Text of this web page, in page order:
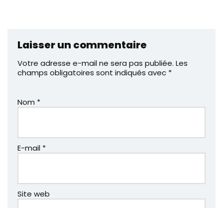
Laisser un commentaire
Votre adresse e-mail ne sera pas publiée. Les
champs obligatoires sont indiqués avec *
Nom *
E-mail *
Site web